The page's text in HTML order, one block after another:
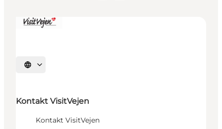
Vælg sprog
Kontakt VisitVejen
Kontakt VisitVejen